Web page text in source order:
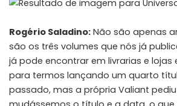
Rogério Saladino: Não são apenas
são os três volumes que nós já
já pode encontrar em livrarias e lojas
para termos lançando um quarto
passado, mas a própria Valiant